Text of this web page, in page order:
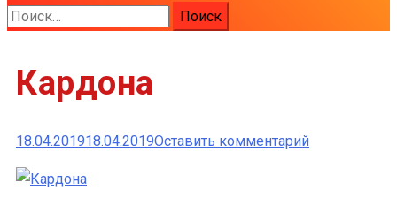
Найти:
Кардона
18.04.201918.04.2019Оставить комментарийк